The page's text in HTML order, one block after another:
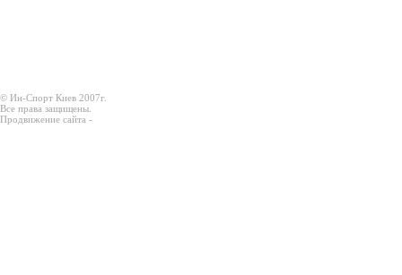
© Ин-Спорт Киев 2007г.
Все права защищены.
Продвижение сайта -